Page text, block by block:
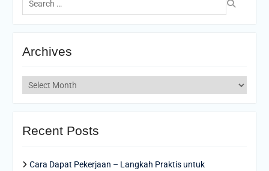
for:
Archives
Archives
Recent Posts
Cara Dapat Pekerjaan – Langkah Praktis untuk